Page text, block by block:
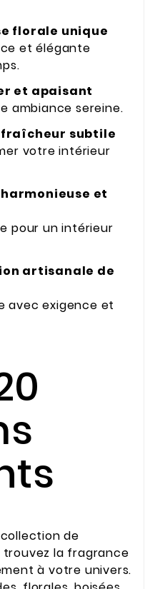
florale unique
et élégante
et apaisant
ambiance sereine.
fraîcheur subtile
votre intérieur
et
pour un intérieur
artisanale de
avec exigence et
de
trouvez la fragrance
à votre univers.